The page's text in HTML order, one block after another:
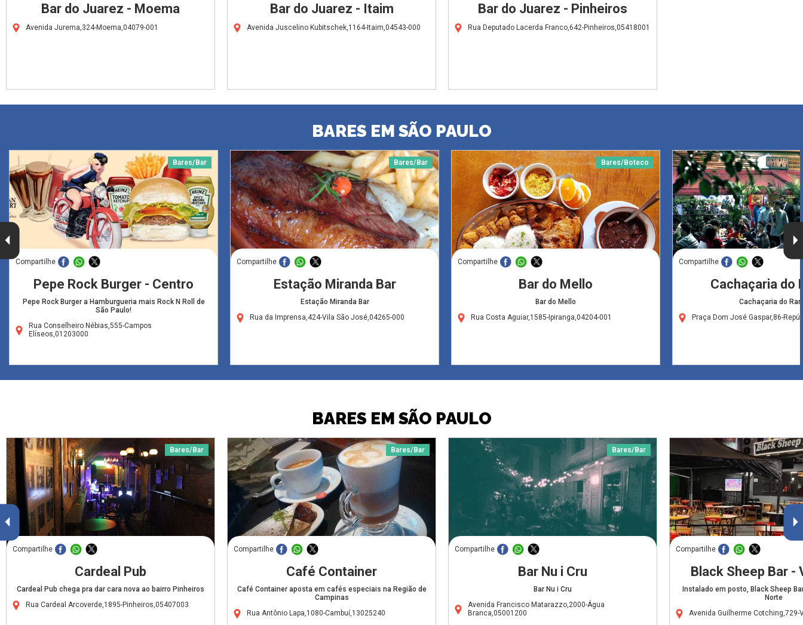
Bar do Juarez - Moema
Avenida Jurema,324-Moema,04079-001
Bar do Juarez - Itaim
Avenida Juscelino Kubitschek,1164-Itaim,04543-000
Bar do Juarez - Pinheiros
Rua Deputado Lacerda Franco,642-Pinheiros,05418001
BARES EM SÃO PAULO
Bares/Bar
Compartilhe
Pepe Rock Burger - Centro
Pepe Rock Burger a Hamburgueria mais Rock N Roll de
São Paulo!
Rua Conselheiro Nébias,555-Campos
Elíseos,01203000
Bares/Bar
Compartilhe
Estação Miranda Bar
Estação Miranda Bar
Rua da Imprensa,424-Vila São José,04265-000
Bares/Boteco
Compartilhe
Bar do Mello
Bar do Mello
Rua Costa Aguiar,1585-Ipiranga,04204-001
Compartilhe
Cachaçaria do
Cachaçaria do
Praça Dom José Gaspar,86-
BARES EM SÃO PAULO
Bares/Bar
Compartilhe
Cardeal Pub
Cardeal Pub chega pra dar cara nova ao bairro Pinheiros
Rua Cardeal Arcoverde,1895-Pinheiros,05407003
Bares/Bar
Compartilhe
Café Container
Café Container aposta em cafés especiais na Região de
Campinas
Rua Antônio Lapa,1080-Cambuí,13025240
Bares/Bar
Compartilhe
Bar Nu i Cru
Bar Nu i Cru
Avenida Francisco Matarazzo,2000-Água
Branca,05001200
Compartilhe
Black Sheep Bar -
Instalado em posto, Black Sheep
Norte
Avenida Guilherme Cotching,729-